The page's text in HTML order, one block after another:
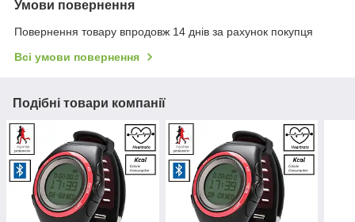
Умови повернення
Повернення товару впродовж 14 днів за рахунок покупця
Всі умови повернення
Подібні товари компанії